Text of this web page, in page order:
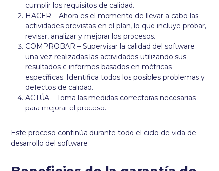
cumplir los requisitos de calidad.
HACER – Ahora es el momento de llevar a cabo las
actividades previstas en el plan, lo que incluye probar,
revisar, analizar y mejorar los procesos.
COMPROBAR – Supervisar la calidad del software
una vez realizadas las actividades utilizando sus
resultados e informes basados en métricas
específicas. Identifica todos los posibles problemas y
defectos de calidad.
ACTÚA – Toma las medidas correctoras necesarias
para mejorar el proceso.
Este proceso continúa durante todo el ciclo de vida de
desarrollo del software.